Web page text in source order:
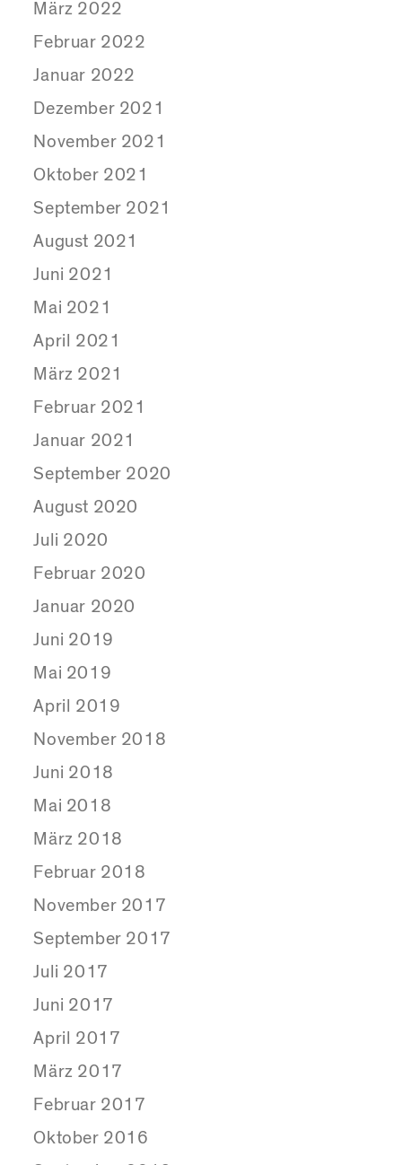
März 2022
Februar 2022
Januar 2022
Dezember 2021
November 2021
Oktober 2021
September 2021
August 2021
Juni 2021
Mai 2021
April 2021
März 2021
Februar 2021
Januar 2021
September 2020
August 2020
Juli 2020
Februar 2020
Januar 2020
Juni 2019
Mai 2019
April 2019
November 2018
Juni 2018
Mai 2018
März 2018
Februar 2018
November 2017
September 2017
Juli 2017
Juni 2017
April 2017
März 2017
Februar 2017
Oktober 2016